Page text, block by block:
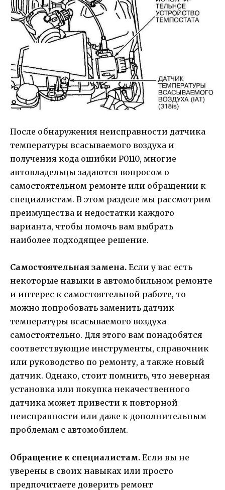
После обнаружения неисправности датчика
температуры всасываемого воздуха и
получения кода ошибки P0110, многие
автовладельцы задаются вопросом о
самостоятельном ремонте или обращении к
специалистам. В этом разделе мы рассмотрим
преимущества и недостатки каждого
варианта, чтобы помочь вам выбрать
наиболее подходящее решение.
Самостоятельная замена. Если у вас есть
некоторые навыки в автомобильном ремонте
и интерес к самостоятельной работе, то
можно попробовать заменить датчик
температуры всасываемого воздуха
самостоятельно. Для этого вам понадобятся
соответствующие инструменты, справочник
или руководство по ремонту, а также новый
датчик. Однако, стоит помнить, что неверная
установка или покупка некачественного
датчика может привести к повторной
неисправности или даже к дополнительным
проблемам с автомобилем.
Обращение к специалистам. Если вы не
уверены в своих навыках или просто
предпочитаете доверить ремонт